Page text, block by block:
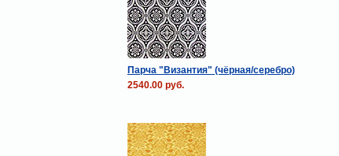
Парча "Византия" (чёрная/серебро)
2540.00 руб.